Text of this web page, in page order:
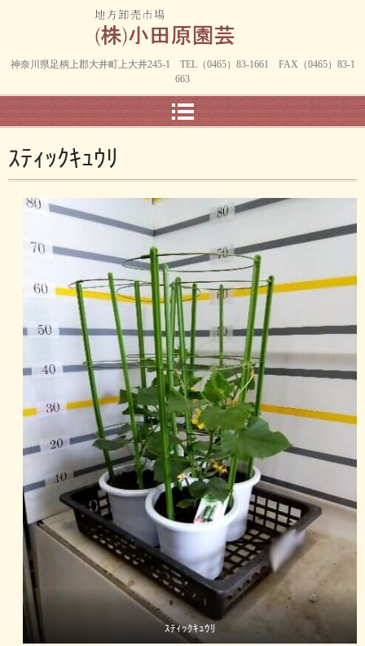
神奈川県足柄上郡大井町上大井245-1 TEL（0465）83-1661 FAX（0465）83-1
663
ｽﾃｨｯｸｷｭｳﾘ
ｽﾃｨｯｸｷｭｳﾘ